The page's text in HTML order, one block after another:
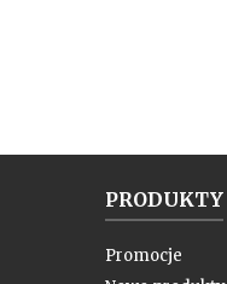
PRODUKTY
Promocje